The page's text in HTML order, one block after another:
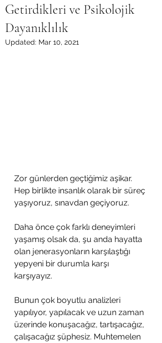
Getirdikleri ve Psikolojik
Dayanıklılık
Updated: Mar 10, 2021
Zor günlerden geçtiğimiz aşikar.
Hep birlikte insanlık olarak bir süreç
yaşıyoruz, sınavdan geçiyoruz.
Daha önce çok farklı deneyimleri
yaşamış olsak da, şu anda hayatta
olan jenerasyonların karşılaştığı
yepyeni bir durumla karşı
karşıyayız.
Bunun çok boyutlu analizleri
yapılıyor, yapılacak ve uzun zaman
üzerinde konuşacağız, tartışacağız,
çalışacağız şüphesiz. Muhtemelen